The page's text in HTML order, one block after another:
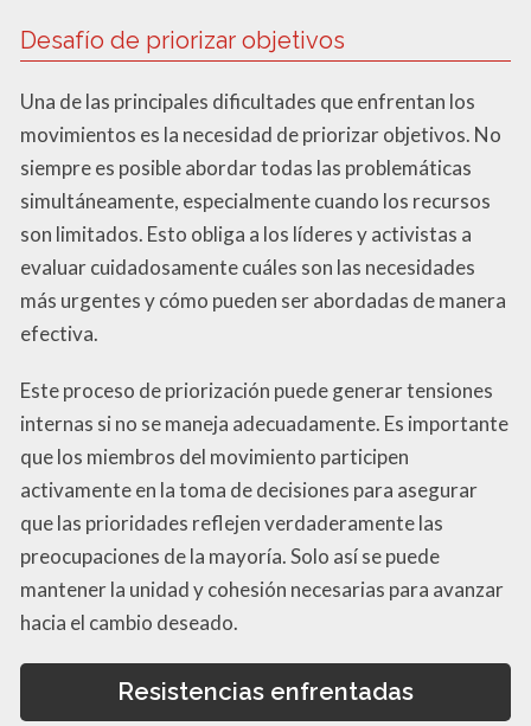
Desafío de priorizar objetivos
Una de las principales dificultades que enfrentan los
movimientos es la necesidad de priorizar objetivos. No
siempre es posible abordar todas las problemáticas
simultáneamente, especialmente cuando los recursos
son limitados. Esto obliga a los líderes y activistas a
evaluar cuidadosamente cuáles son las necesidades
más urgentes y cómo pueden ser abordadas de manera
efectiva.
Este proceso de priorización puede generar tensiones
internas si no se maneja adecuadamente. Es importante
que los miembros del movimiento participen
activamente en la toma de decisiones para asegurar
que las prioridades reflejen verdaderamente las
preocupaciones de la mayoría. Solo así se puede
mantener la unidad y cohesión necesarias para avanzar
hacia el cambio deseado.
Resistencias enfrentadas